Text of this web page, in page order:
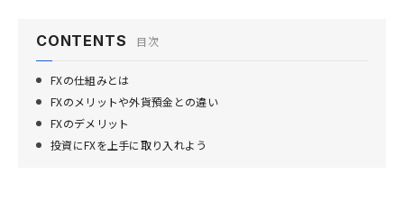
CONTENTS 目次
FXの仕組みとは
FXのメリットや外貨預金との違い
FXのデメリット
投資にFXを上手に取り入れよう